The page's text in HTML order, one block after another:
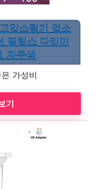
압스팀기 업소
필립스 다리미
자주색
가성비
기